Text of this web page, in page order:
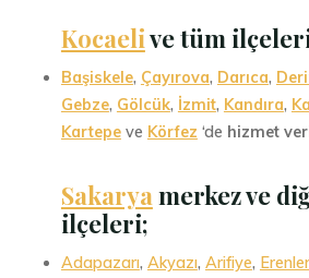
Kocaelive tüm
Başiskele, Çayırova, Darıca,
Gebze, Gölcük, İzmit, Kandıra,
Kartepe ve Körfez ‘de hizmet
Sakarya merkez ve
ilçeleri;
Adapazarı,Akyazı,Arifiye,